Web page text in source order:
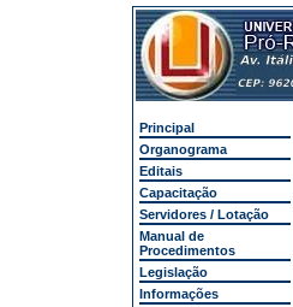
Principal
Organograma
Editais
Capacitação
Servidores / Lotação
Manual de
Procedimentos
Legislação
Informações